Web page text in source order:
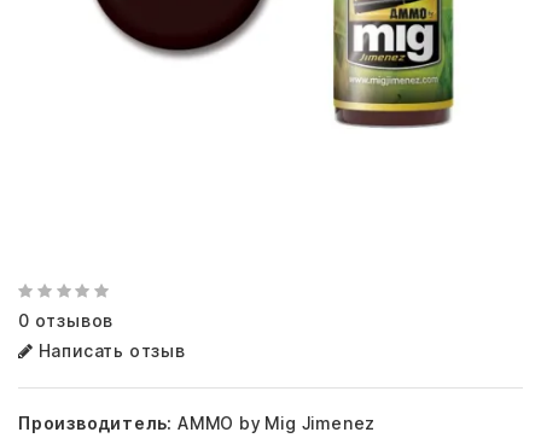
0 отзывов
Написать отзыв
Производитель: AMMO by Mig Jimenez